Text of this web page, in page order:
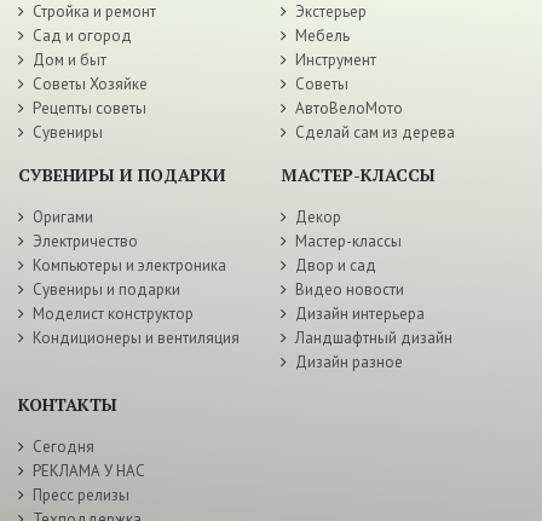
Стройка и ремонт
Сад и огород
Дом и быт
Советы Хозяйке
Рецепты советы
Сувениры
Экстерьер
Мебель
Инструмент
Советы
АвтоВелоМото
Сделай сам из дерева
СУВЕНИРЫ И ПОДАРКИ
Оригами
Электричество
Компьютеры и электроника
Сувениры и подарки
Моделист конструктор
Кондиционеры и вентиляция
МАСТЕР-КЛАССЫ
Декор
Мастер-классы
Двор и сад
Видео новости
Дизайн интерьера
Ландшафтный дизайн
Дизайн разное
КОНТАКТЫ
Сегодня
РЕКЛАМА У НАС
Пресс релизы